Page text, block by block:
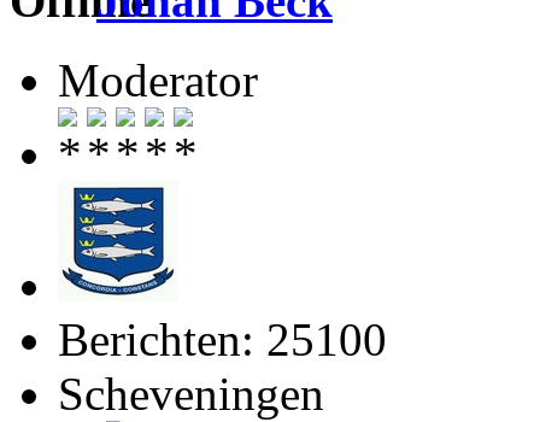
Moderator
Berichten: 25100
Scheveningen